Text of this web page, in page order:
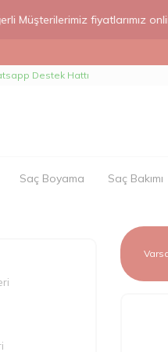
fiyatlarımız online
Destek Hattı
Saç Boyama Saç Bakımı